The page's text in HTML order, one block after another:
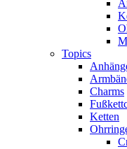
Topics
Charms
Ketten